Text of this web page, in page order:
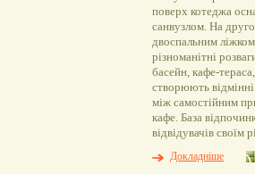
поверх котеджа
санвузлом. На
двоспальним
різноманітні
басейн, кафе-
створюють
між самостійним
кафе. База
відвідувачів своїм
Докладніше